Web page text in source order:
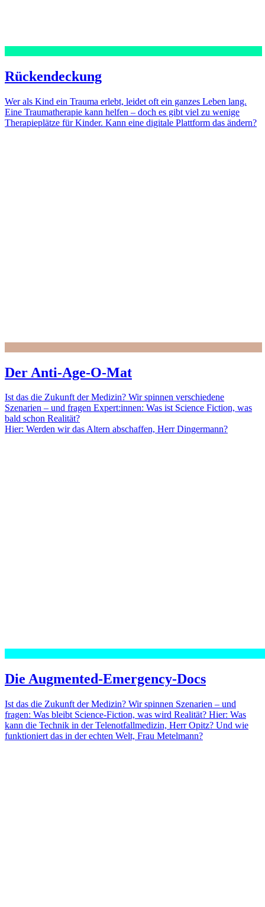
Rückendeckung
Wer als Kind ein Trauma erlebt, leidet oft ein ganzes Leben lang.
Eine Traumatherapie kann helfen – doch es gibt viel zu wenige
Therapieplätze für Kinder. Kann eine digitale Plattform das ändern?
Der Anti-Age-O-Mat
Ist das die Zukunft der Medizin? Wir spinnen verschiedene
Szenarien – und fragen Expert:innen: Was ist Science Fiction, was
bald schon Realität?
Hier: Werden wir das Altern abschaffen, Herr Dingermann?
Die Augmented-Emergency-Docs
Ist das die Zukunft der Medizin? Wir spinnen Szenarien – und
fragen: Was bleibt Science-Fiction, was wird Realität? Hier: Was
kann die Technik in der Telenotfallmedizin, Herr Opitz? Und wie
funktioniert das in der echten Welt, Frau Metelmann?